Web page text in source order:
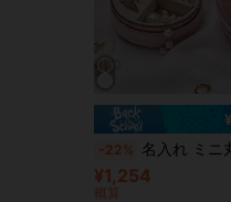
-22% 名入れ ミニ丸型ジュエリーボックス、カスタマイズ可能な名前、イタリア製ベルベット製ジュエリートラベルボックス、ホリ
¥1,254
概算